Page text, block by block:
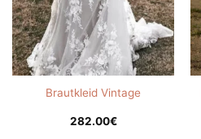
Brautkleid Vintage
282.00€